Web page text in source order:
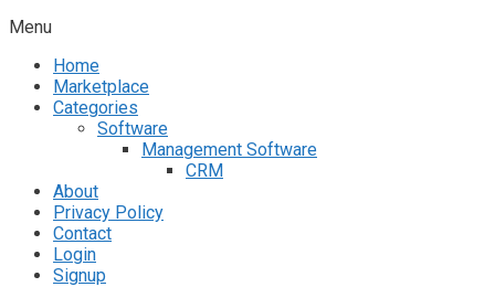
Menu
Home
Marketplace
Categories
Software
Management Software
CRM
About
Privacy Policy
Contact
Login
Signup